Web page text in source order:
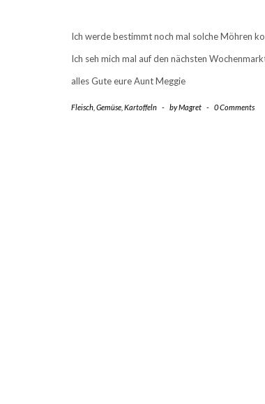
Ich werde bestimmt noch mal solche Möhren
Ich seh mich mal auf den nächsten
alles Gute eure Aunt Meggie
Fleisch Gemüse Kartoffeln - byMagret - 0 Comments